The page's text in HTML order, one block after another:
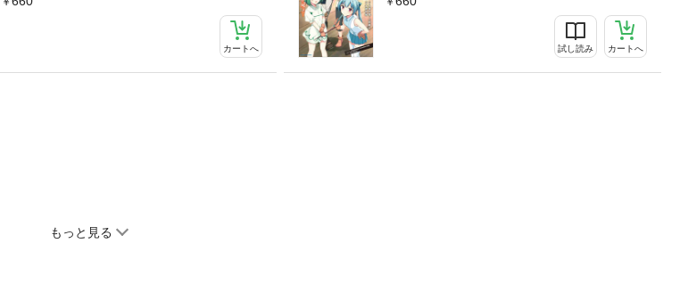
カートへ 試し読み カートへ
もっと見る